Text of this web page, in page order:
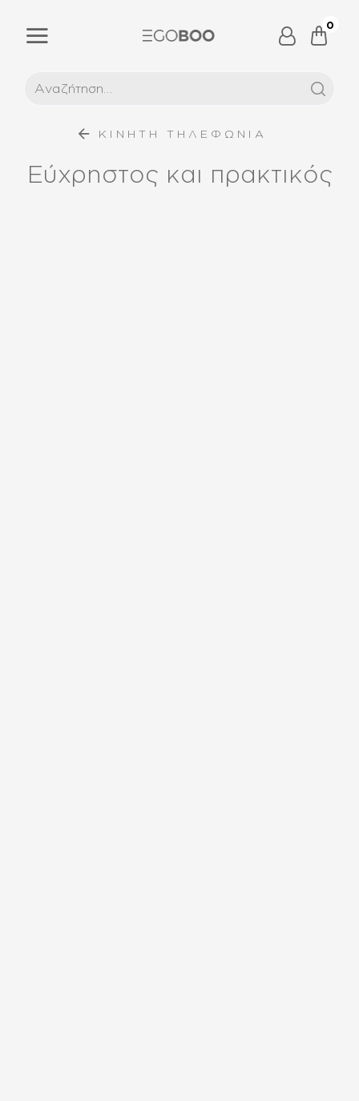
0
ΚΙΝΗΤΗ ΤΗΛΕΦΩΝΙΑ
Εύχρηστος και πρακτικός